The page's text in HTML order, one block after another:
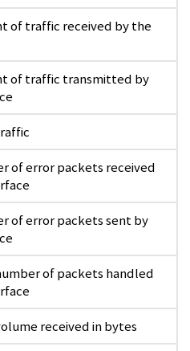
of traffic received by the
of traffic transmitted by
of error packets received
of error packets sent by
of packets handled
received in bytes